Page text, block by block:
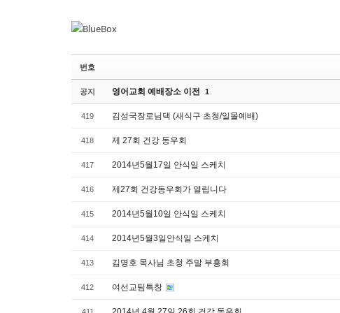
번호
공지 영어교회 예배장소 이전 1
419 김성국장로님댁 (새식구 초청/일몰예배)
418 제 27회 건강 동우회
417 2014년5월17일 안식일 스케치
416 제27회 건강동우회가 열립니다
415 2014년5월10일 안식일 스케치
414 2014년5월3일안식일 스케치
413 김명호 목사님 초청 주말 부흥회
412 여선교팀특창
스케치북5
스케치북5
스케치북5
스케치북5